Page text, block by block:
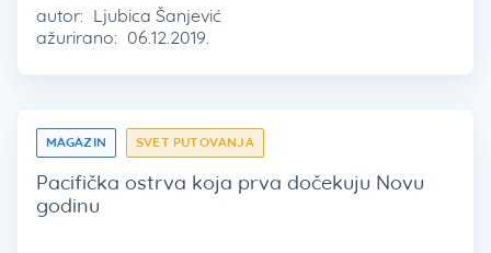
autor: Ljubica Šanjević
ažurirano: 06.12.2019.
MAGAZIN SVET PUTOVANJA
Pacifička ostrva koja prva dočekuju Novu
godinu